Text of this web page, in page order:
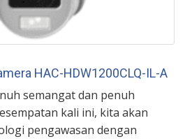
HAC-HDW1200CLQ-IL-A
semangat dan penuh
kali ini, kita akan
pengawasan dengan